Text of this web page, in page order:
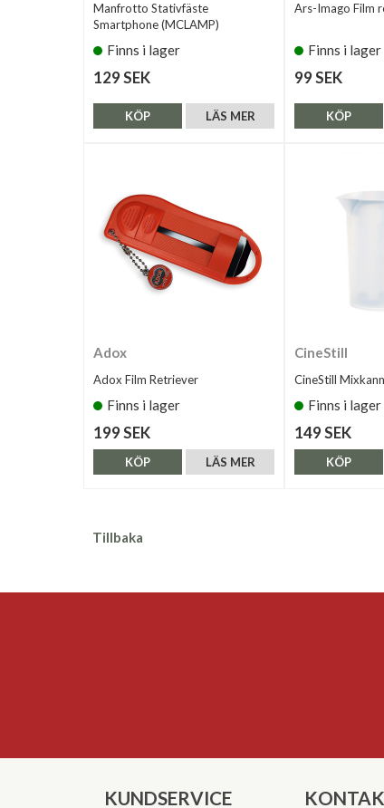
Manfrotto Stativfäste
Smartphone (MCLAMP)
Finns i lager
129 SEK
LÄS MER
KÖP
Ars-Imago Film
Finns i lager
99 SEK
KÖP
Adox
Adox Film Retriever
Finns i lager
199 SEK
LÄS MER
KÖP
CineStill
CineStill
Finns i lager
149 SEK
KÖP
Tillbaka
KUNDSERVICE